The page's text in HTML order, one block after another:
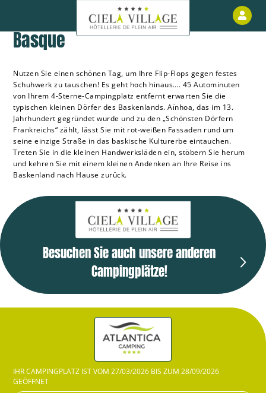
Découvrir Ainhoa dans le Pays
Basque
Nutzen Sie einen schönen Tag, um Ihre Flip-Flops gegen festes
Schuhwerk zu tauschen! Es geht hoch hinaus…. 45 Autominuten
von Ihrem 4-Sterne-Campingplatz entfernt erwarten Sie die
typischen kleinen Dörfer des Baskenlands. Aïnhoa, das im 13.
Jahrhundert gegründet wurde und zu den „Schönsten Dörfern
Frankreichs“ zählt, lässt Sie mit rot-weißen Fassaden rund um
seine einzige Straße in das baskische Kulturerbe eintauchen.
Treten Sie in die kleinen Handwerksläden ein, stöbern Sie herum
und kehren Sie mit einem kleinen Andenken an Ihre Reise ins
Baskenland nach Hause zurück.
Besuchen Sie auch unsere anderen
Campingplätze!
IHR CAMPINGPLATZ IST VOM 27/03/2026 BIS ZUM 28/09/2026
GEÖFFNET